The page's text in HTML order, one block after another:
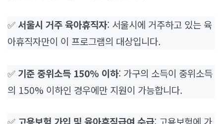
✅ 서울시 거주 육아휴직자: 서울시에 거주하고 있는 육
아휴직자만이 이 프로그램의 대상입니다.
✅ 기준 중위소득 150% 이하: 가구의 소득이 중위소득
의 150% 이하인 경우에만 지원이 가능합니다.
✅고용보험 가입 및 육아휴직급여 수급: 고용보험에 가